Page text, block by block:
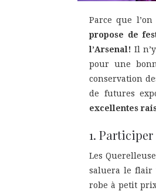
Parce que
propose de
l’Arsenal! Il
pour une
conservation
de futures
excellentes
1. Participer
Les
saluera le flair
robe à petit